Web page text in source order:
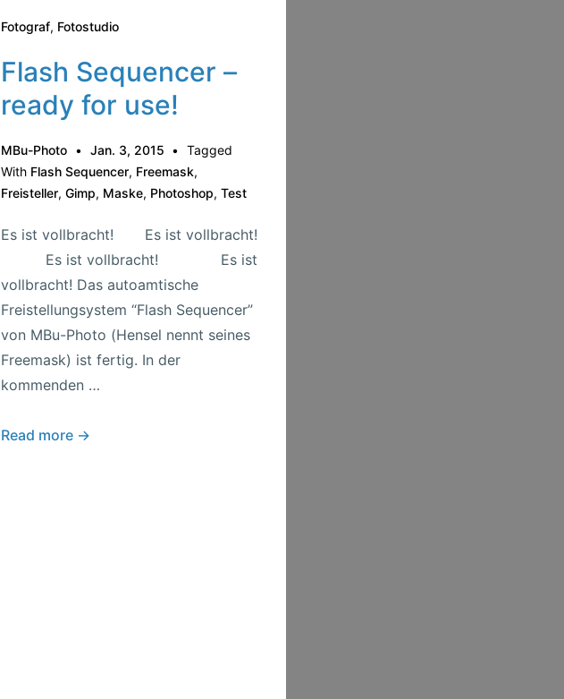
Fotograf, Fotostudio
Flash Sequencer –
ready for use!
MBu-Photo Jan. 3, 2015
Tagged
With Flash Sequencer, Freemask,
Freisteller, Gimp, Maske, Photoshop, Test
Es ist vollbracht! Es ist vollbracht!
Es ist vollbracht! Es ist
vollbracht! Das autoamtische
Freistellungsystem “Flash Sequencer”
von MBu-Photo (Hensel nennt seines
Freemask) ist fertig. In der
kommenden …
Flash
Read more →